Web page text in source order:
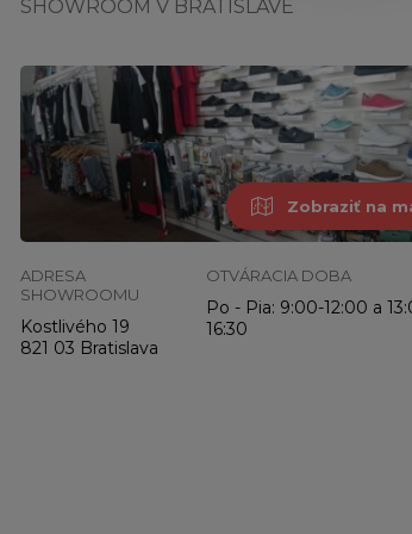
SHOWROOM V BRATISLAVE
Zobraziť na
ADRESA
SHOWROOMU
Kostlivého 19
821 03 Bratislava
OTVÁRACIA DOBA
Po - Pia: 9:00-12:00 a
16:30